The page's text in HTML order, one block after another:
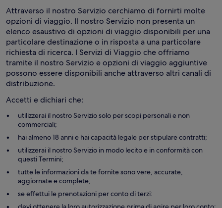
Attraverso il nostro Servizio cerchiamo di fornirti molte
opzioni di viaggio. Il nostro Servizio non presenta un
elenco esaustivo di opzioni di viaggio disponibili per una
particolare destinazione o in risposta a una particolare
richiesta di ricerca. I Servizi di Viaggio che offriamo
tramite il nostro Servizio e opzioni di viaggio aggiuntive
possono essere disponibili anche attraverso altri canali di
distribuzione.
Accetti e dichiari che:
utilizzerai il nostro Servizio solo per scopi personali e non
commerciali;
hai almeno 18 anni e hai capacità legale per stipulare contratti;
utilizzerai il nostro Servizio in modo lecito e in conformità con
questi Termini;
tutte le informazioni da te fornite sono vere, accurate,
aggiornate e complete;
se effettui le prenotazioni per conto di terzi: